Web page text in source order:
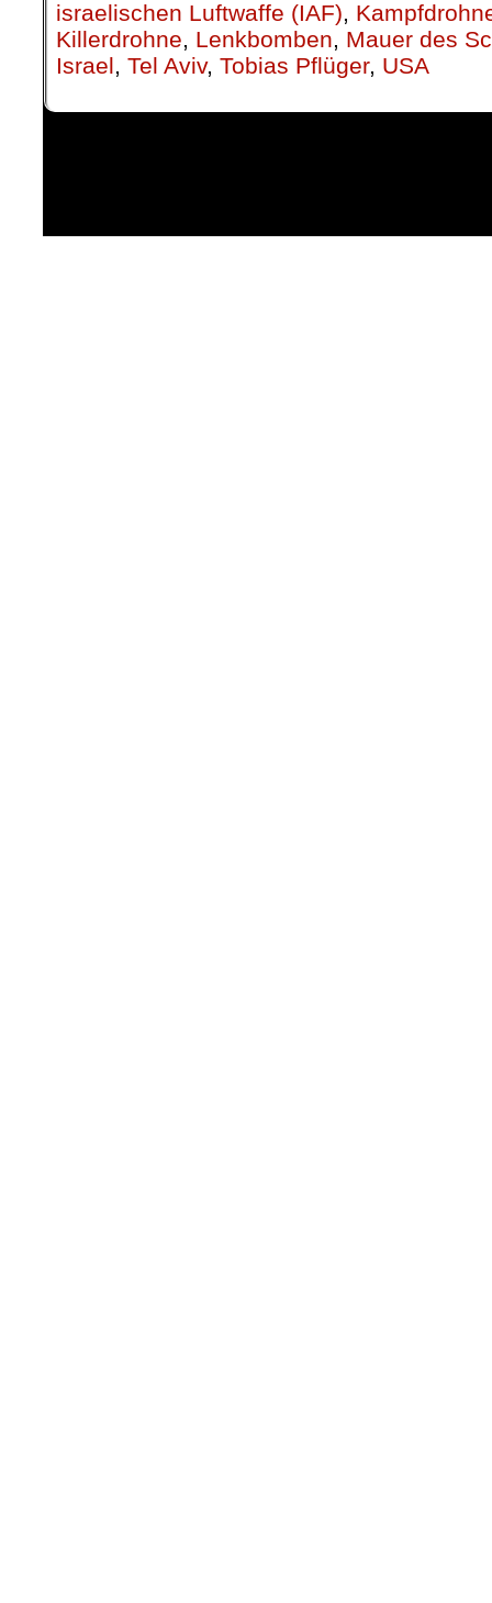
israelischen Luftwaffe (IAF)
Killerdrohne
Lenkbomben
Mauer des
Israel Tel Aviv, Tobias Pflüger, USA